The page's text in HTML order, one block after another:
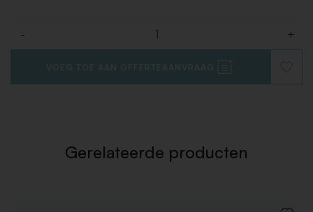
- +
VOEG TOE AAN OFFERTEAANVRAAG
TOE
Gerelateerde producten